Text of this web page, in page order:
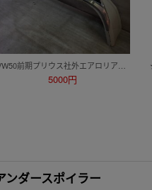
5000円
ダースポイラー